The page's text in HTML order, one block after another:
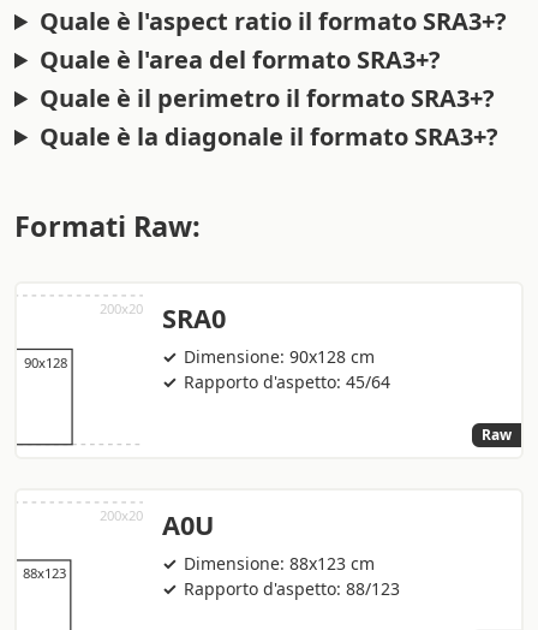
Quale è l'aspect ratio il formato SRA3+?
Quale è l'area del formato SRA3+?
Quale è il perimetro il formato SRA3+?
Quale è la diagonale il formato SRA3+?
Formati Raw:
SRA0
Dimensione: 90x128 cm
Rapporto d'aspetto: 45/64
Raw
A0U
Dimensione: 88x123 cm
Rapporto d'aspetto: 88/123